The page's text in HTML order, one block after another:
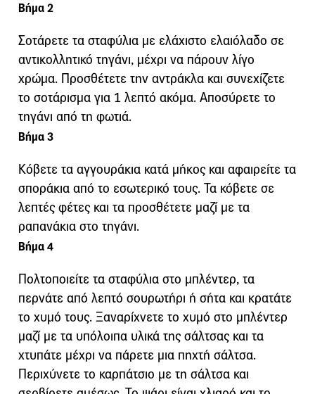
Βήμα 2
Σοτάρετε τα σταφύλια με ελάχιστο ελαιόλαδο σε
αντικολλητικό τηγάνι, μέχρι να πάρουν λίγο
χρώμα. Προσθέτετε την αντράκλα και συνεχίζετε
το σοτάρισμα για 1 λεπτό ακόμα. Αποσύρετε το
τηγάνι από τη φωτιά.
Βήμα 3
Κόβετε τα αγγουράκια κατά μήκος και αφαιρείτε τα
σποράκια από το εσωτερικό τους. Τα κόβετε σε
λεπτές φέτες και τα προσθέτετε μαζί με τα
ραπανάκια στο τηγάνι.
Βήμα 4
Πολτοποιείτε τα σταφύλια στο μπλέντερ, τα
περνάτε από λεπτό σουρωτήρι ή σήτα και κρατάτε
το χυμό τους. Ξαναρίχνετε το χυμό στο μπλέντερ
μαζί με τα υπόλοιπα υλικά της σάλτσας και τα
χτυπάτε μέχρι να πάρετε μια πηχτή σάλτσα.
Περιχύνετε το καρπάτσιο με τη σάλτσα και